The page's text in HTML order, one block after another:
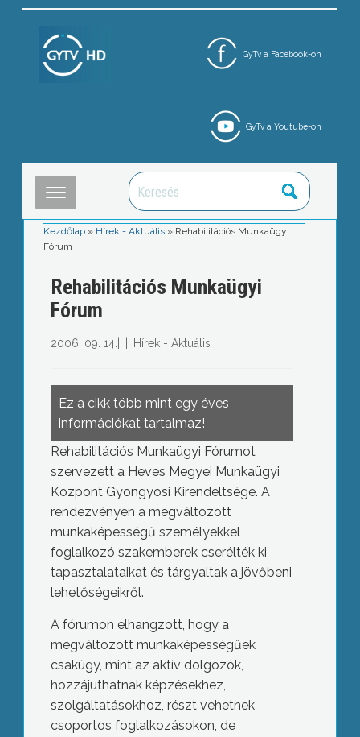
GyTv a Facebook-on
GyTv a Youtube-on
Kezdőlap » Hírek - Aktuális » Rehabilitációs Munkaügyi
Fórum
Rehabilitációs Munkaügyi
Fórum
2006. 09. 14. Hírek - Aktuális
Ez a cikk több mint egy éves
információkat tartalmaz!
Rehabilitációs Munkaügyi Fórumot
szervezett a Heves Megyei Munkaügyi
Központ Gyöngyösi Kirendeltsége. A
rendezvényen a megváltozott
munkaképességű személyekkel
foglalkozó szakemberek cserélték ki
tapasztalataikat és tárgyaltak a jövőbeni
lehetőségeikről.
A fórumon elhangzott, hogy a
megváltozott munkaképességűek
csakúgy, mint az aktív dolgozók,
hozzájuthatnak képzésekhez,
szolgáltatásokhoz, részt vehetnek
csoportos foglalkozásokon, de